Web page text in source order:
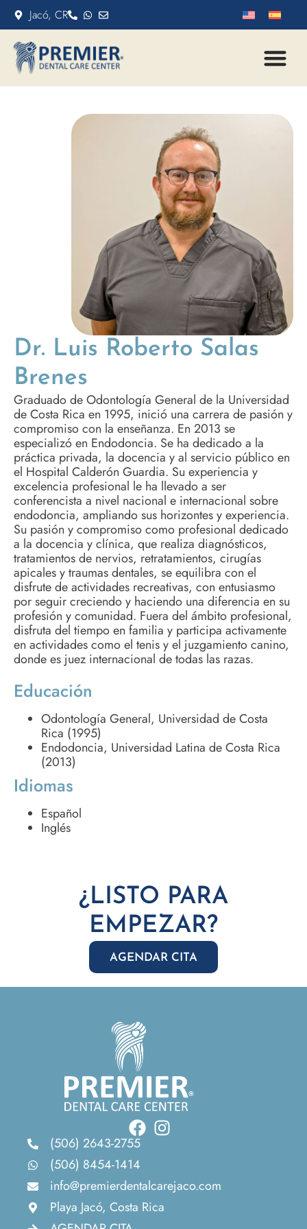
Jacó, CR
Dr. Luis Roberto Salas
Brenes
Graduado de Odontología General de la Universidad
de Costa Rica en 1995, inició una carrera de pasión y
compromiso con la enseñanza. En 2013 se
especializó en Endodoncia. Se ha dedicado a la
práctica privada, la docencia y al servicio público en
el Hospital Calderón Guardia. Su experiencia y
excelencia profesional le ha llevado a ser
conferencista a nivel nacional e internacional sobre
endodoncia, ampliando sus horizontes y experiencia.
Su pasión y compromiso como profesional dedicado
a la docencia y clínica, que realiza diagnósticos,
tratamientos de nervios, retratamientos, cirugías
apicales y traumas dentales, se equilibra con el
disfrute de actividades recreativas, con entusiasmo
por seguir creciendo y haciendo una diferencia en su
profesión y comunidad. Fuera del ámbito profesional,
disfruta del tiempo en familia y participa activamente
en actividades como el tenis y el juzgamiento canino,
donde es juez internacional de todas las razas.
Educación
Odontología General, Universidad de Costa
Rica (1995)
Endodoncia, Universidad Latina de Costa Rica
(2013)
Idiomas
Español
Inglés
¿LISTO PARA
EMPEZAR?
AGENDAR CITA
(506) 2643-2755
(506) 8454-1414
info@premierdentalcarejaco.com
Playa Jacó, Costa Rica